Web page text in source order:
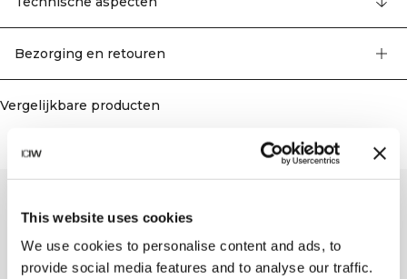
This website uses cookies
We use cookies to personalise content and ads, to
provide social media features and to analyse our traffic.
De Define Seamless legging heeft, net als andere bijpassende items in de
collectie, geweven details in de stof die het kledingstuk bijzonder maken. Op
een subtiel ICIW-logo is verwerkt. De hoge taille zorgt voor een optimale
Bezorging en retouren
Vergelijkbare producten